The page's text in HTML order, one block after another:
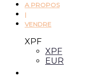
A PROPOS
|
VENDRE
XPF
XPF
EUR